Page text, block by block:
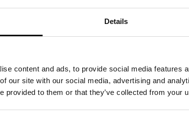
Details
content and ads, to provide social media features
our site with our social media, advertising and
provided to them or that they’ve collected from your